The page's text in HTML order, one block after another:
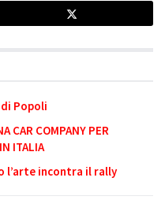
Popoli
CAR COMPANY PER
ITALIA
l’arte incontra il rally